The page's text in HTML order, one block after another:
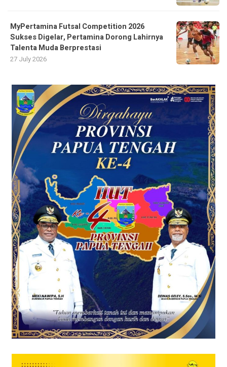
MyPertamina Futsal Competition 2026
Sukses Digelar, Pertamina Dorong Lahirnya
Talenta Muda Berprestasi
27 July 2026